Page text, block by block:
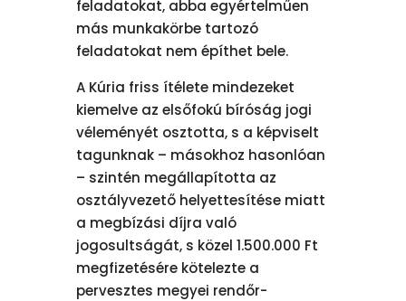
feladatokat, abba egyértelműen
más munkakörbe tartozó
feladatokat nem építhet bele.
A Kúria friss ítélete mindezeket
kiemelve az elsőfokú bíróság jogi
véleményét osztotta, s a képviselt
tagunknak – másokhoz hasonlóan
– szintén megállapította az
osztályvezető helyettesítése miatt
a megbízási díjra való
jogosultságát, s közel 1.500.000 Ft
megfizetésére kötelezte a
pervesztes megyei rendőr-